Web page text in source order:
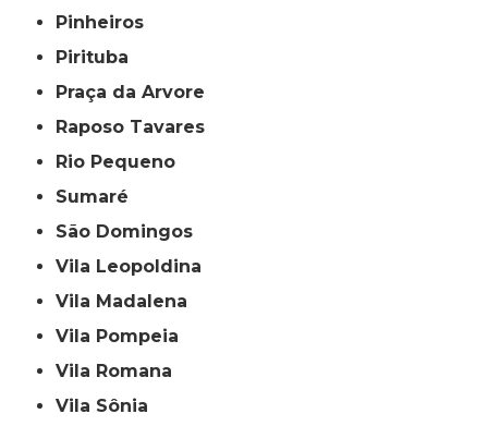
Pinheiros
Pirituba
Praça da Arvore
Raposo Tavares
Rio Pequeno
Sumaré
São Domingos
Vila Leopoldina
Vila Madalena
Vila Pompeia
Vila Romana
Vila Sônia